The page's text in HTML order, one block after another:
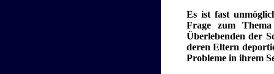
Es ist fast
Frage zum
Überlebenden der
deren Eltern
Probleme in ihrem